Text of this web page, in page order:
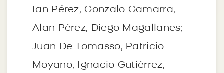
Ian Pérez, Gonzalo Gamarra,
Alan Pérez, Diego Magallanes;
Juan De Tomasso, Patricio
Moyano, Ignacio Gutiérrez,